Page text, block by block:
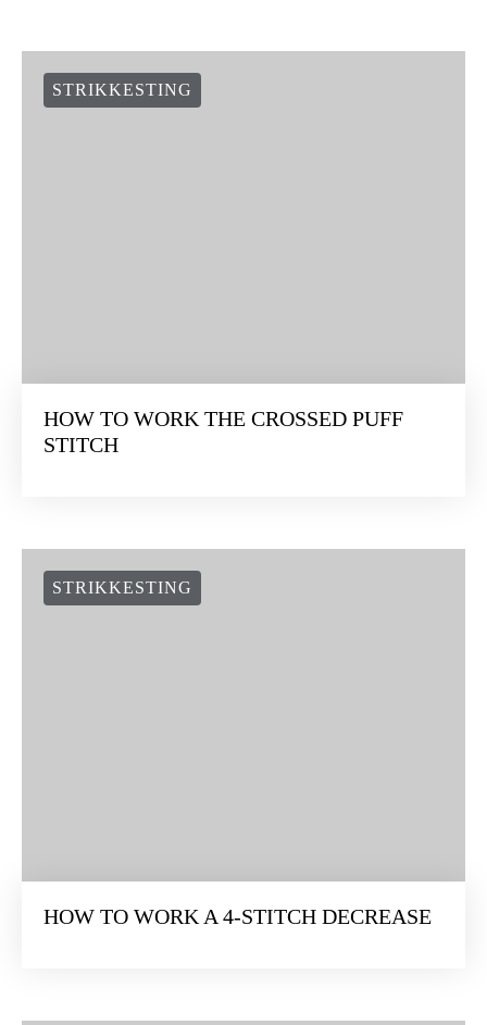
STRIKKESTING
HOW TO WORK THE CROSSED PUFF
STITCH
STRIKKESTING
HOW TO WORK A 4-STITCH DECREASE